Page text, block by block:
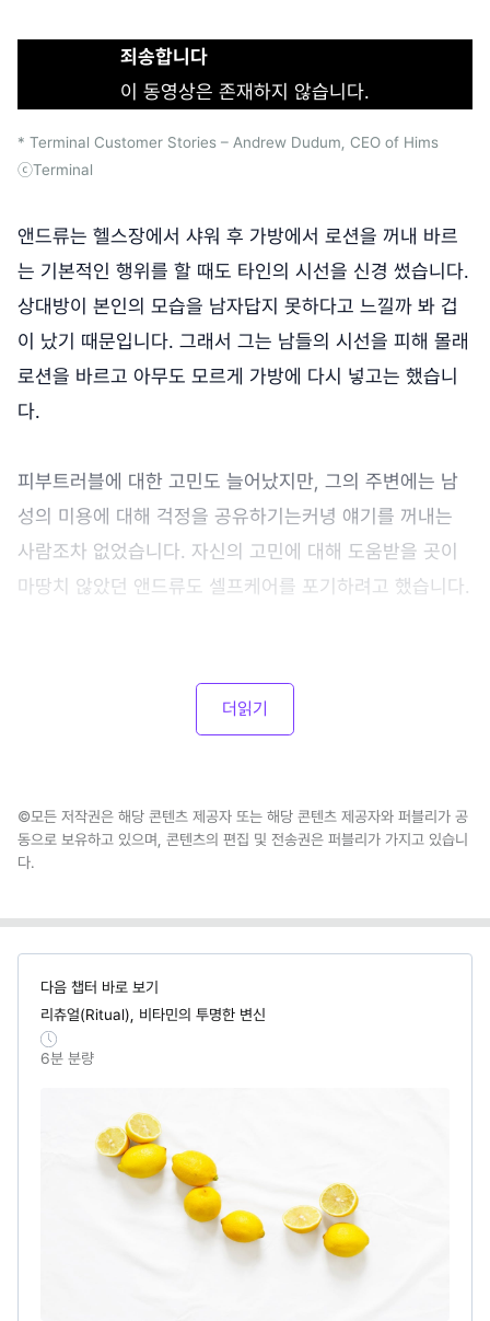
죄송합니다
이 동영상은 존재하지 않습니다.
* Terminal Customer Stories – Andrew Dudum, CEO of Hims
ⓒTerminal
앤드류는 헬스장에서 샤워 후 가방에서 로션을 꺼내 바르
는 기본적인 행위를 할 때도 타인의 시선을 신경 썼습니다.
상대방이 본인의 모습을 남자답지 못하다고 느낄까 봐 겁
이 났기 때문입니다. 그래서 그는 남들의 시선을 피해 몰래
로션을 바르고 아무도 모르게 가방에 다시 넣고는 했습니
다.
피부트러블에 대한 고민도 늘어났지만, 그의 주변에는 남
성의 미용에 대해 걱정을 공유하기는커녕 얘기를 꺼내는
사람조차 없었습니다. 자신의 고민에 대해 도움받을 곳이
마땅치 않았던 앤드류도 셀프케어를 포기하려고 했습니다.
더읽기
©모든 저작권은 해당 콘텐츠 제공자 또는 해당 콘텐츠 제공자와 퍼블리가 공
동으로 보유하고 있으며, 콘텐츠의 편집 및 전송권은 퍼블리가 가지고 있습니
다.
다음 챕터 바로 보기
리츄얼(Ritual), 비타민의 투명한 변신
6분 분량